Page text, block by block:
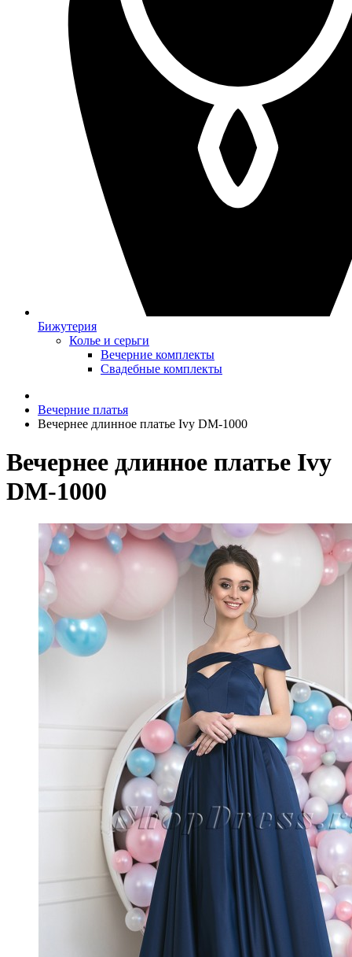
Бижутерия
Колье и серьги
Вечерние комплекты
Свадебные комплекты
Вечерние платья
Вечернее длинное платье Ivy DM-1000
Вечернее длинное платье Ivy
DM-1000